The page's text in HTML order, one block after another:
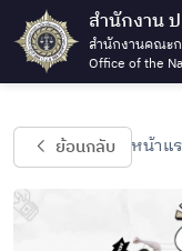
สำนักงาน
สำนักงานคณะ
Office of the
ย้อนกลับ หน้าแ